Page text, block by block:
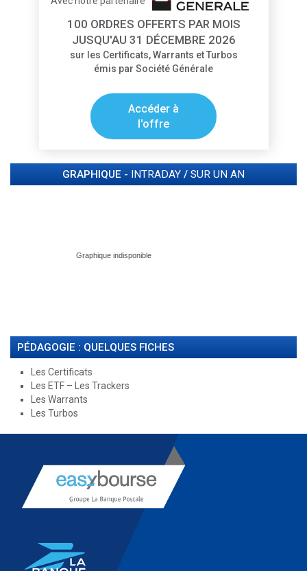
100 ORDRES OFFERTS PAR MOIS
JUSQU'AU 31 DÉCEMBRE 2026
sur les Certificats, Warrants et Turbos
émis par Société Générale
Accéder à
l'offre
GRAPHIQUE - INTRADAY / SUR UN AN
PÉDAGOGIE : QUELQUES FICHES
Les Certificats
Les ETF – Les Trackers
Les Warrants
Les Turbos